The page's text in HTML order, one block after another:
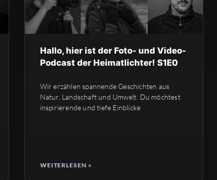
Hallo, hier ist der Foto- und Video-
Podcast der Heimatlichter! S1E0
Wir erzählen spannende Geschichten aus
Natur, Landschaft und Umwelt. Du möchtest
inspirierende und tiefe Einblicke
WEITERLESEN »